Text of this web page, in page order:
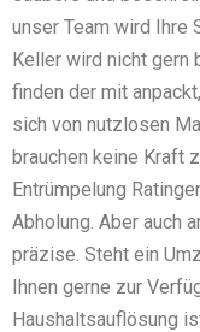
unser Team wird Ihre
Keller wird nicht gern
finden der mit
sich von nutzlosen
brauchen keine Kraft
Entrümpelung
Abholung. Aber auch
präzise. Steht ein
Ihnen gerne zur
Haushaltsauflösung